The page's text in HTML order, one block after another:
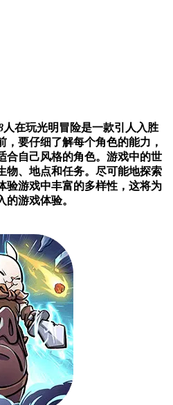
人在玩光明冒险是一款引人入胜
，要仔细了解每个角色的能力，
合自己风格的角色。游戏中的世
物、地点和任务。尽可能地探索
验游戏中丰富的多样性，这将为
游戏体验。